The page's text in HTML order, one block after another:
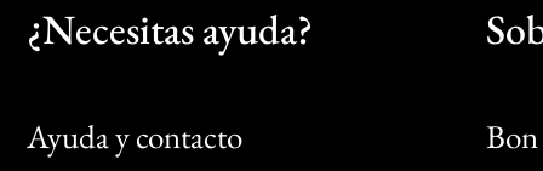
¿Necesitas ayuda?
Ayuda y contacto